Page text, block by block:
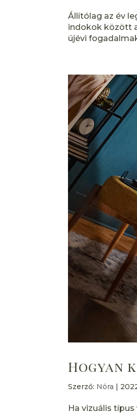
Állítólag az év
indokok között
újévi
Hogyan
Szerző: Nóra |
Ha vizuális